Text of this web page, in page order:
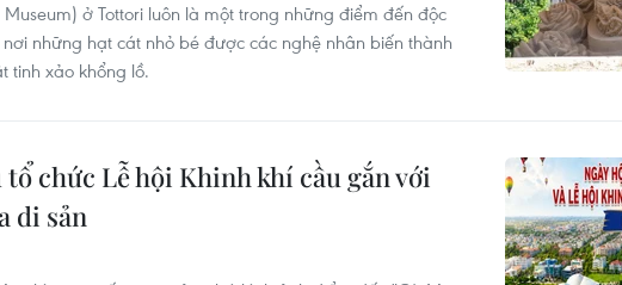
ở Tottori luôn là một trong những điểm đến độc
những hạt cát nhỏ bé được các nghệ nhân biến thành
tinh xảo khổng lồ.
tổ chức Lễ hội Khinh khí cầu gắn với
di sản